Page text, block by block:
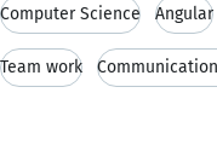
Computer Science Angular
Team work